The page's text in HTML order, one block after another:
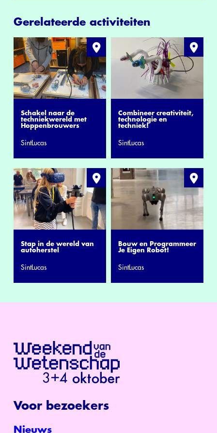
Gerelateerde activiteiten
Schakel naar de
techniekwereld met
Hoppenbrouwers
SintLucas
Combineer creativiteit,
technologie en
techniek!
SintLucas
Stap in de wereld van
autoherstel
SintLucas
Bouw en Programmeer
Je Eigen Robot!
SintLucas
Voor bezoekers
Nieuws